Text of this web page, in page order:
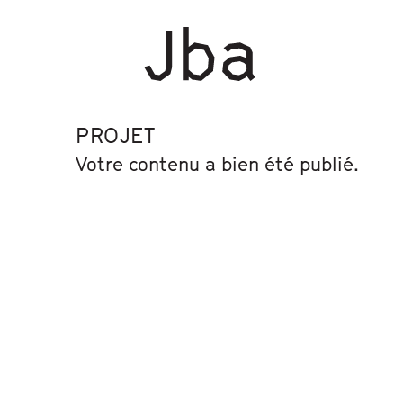
PROJET
Votre contenu a bien été publié.